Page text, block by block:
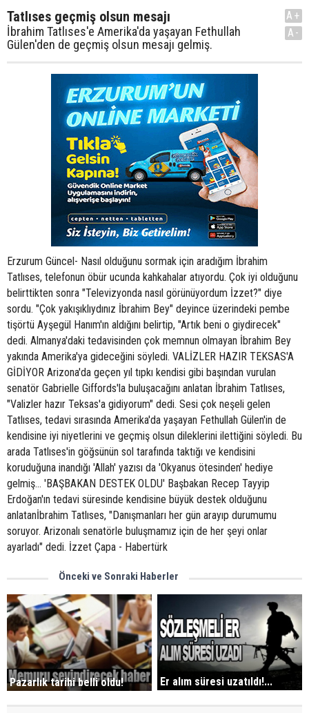
Tatlıses geçmiş olsun mesajı
İbrahim Tatlıses'e Amerika'da yaşayan Fethullah
Gülen'den de geçmiş olsun mesajı gelmiş.
A+
A-
Erzurum Güncel- Nasıl olduğunu sormak için aradığım İbrahim
Tatlıses, telefonun öbür ucunda kahkahalar atıyordu. Çok iyi olduğunu
belirttikten sonra "Televizyonda nasıl görünüyordum İzzet?" diye
sordu. "Çok yakışıklıydınız İbrahim Bey" deyince üzerindeki pembe
tişörtü Ayşegül Hanım'ın aldığını belirtip, "Artık beni o giydirecek"
dedi. Almanya'daki tedavisinden çok memnun olmayan İbrahim Bey
yakında Amerika'ya gideceğini söyledi. VALİZLER HAZIR TEKSAS'A
GİDİYOR Arizona'da geçen yıl tıpkı kendisi gibi başından vurulan
senatör Gabrielle Giffords'la buluşacağını anlatan İbrahim Tatlıses,
"Valizler hazır Teksas'a gidiyorum" dedi. Sesi çok neşeli gelen
Tatlıses, tedavi sırasında Amerika'da yaşayan Fethullah Gülen'in de
kendisine iyi niyetlerini ve geçmiş olsun dileklerini ilettiğini söyledi. Bu
arada Tatlıses'in göğsünün sol tarafında taktığı ve kendisini
koruduğuna inandığı 'Allah' yazısı da 'Okyanus ötesinden' hediye
gelmiş... 'BAŞBAKAN DESTEK OLDU' Başbakan Recep Tayyip
Erdoğan'ın tedavi süresinde kendisine büyük destek olduğunu
anlatanİbrahim Tatlıses, "Danışmanları her gün arayıp durumumu
soruyor. Arizonalı senatörle buluşmamız için de her şeyi onlar
ayarladı" dedi. İzzet Çapa - Habertürk
Önceki ve Sonraki Haberler
Pazarlık tarihi belli oldu! Er alım süresi uzatıldı!...